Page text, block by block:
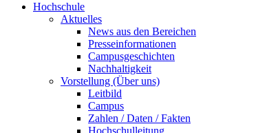
Hochschule
Aktuelles
News aus den Bereichen
Presseinformationen
Campusgeschichten
Nachhaltigkeit
Vorstellung (Über uns)
Leitbild
Campus
Zahlen / Daten / Fakten
Hochschulleitung